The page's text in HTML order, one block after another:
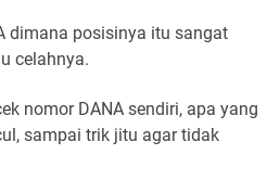
dimana posisinya itu sangat
celahnya.
nomor DANA sendiri, apa yang
sampai trik jitu agar tidak